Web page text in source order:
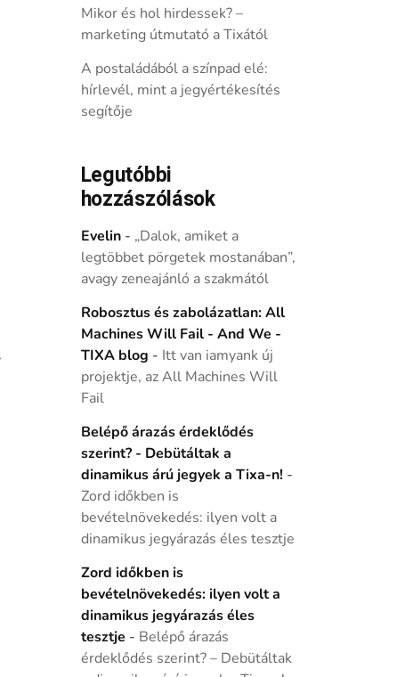
Mikor és hol hirdessek? –
marketing útmutató a Tixától
A postaládából a színpad elé:
hírlevél, mint a jegyértékesítés
segítője
Legutóbbi
hozzászólások
Evelin- „Dalok, amiket a
legtöbbet pörgetek mostanában”,
avagy zeneajánló a szakmától
Robosztus és zabolázatlan: All
Machines Will Fail - And We -
TIXA blog - Itt van iamyank új
projektje, az All Machines Will
Fail
Belépő árazás érdeklődés
szerint? - Debütáltak a
dinamikus árú jegyek a Tixa-n! -
Zord időkben is
bevételnövekedés: ilyen volt a
dinamikus jegyárazás éles tesztje
Zord időkben is
bevételnövekedés: ilyen volt a
dinamikus jegyárazás éles
tesztje - Belépő árazás
érdeklődés szerint? – Debütáltak